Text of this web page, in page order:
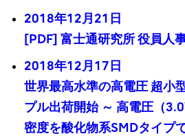
2018年12月21日
[PDF] 富士通研究所 役員人
2018年12月17日
世界最高水準の高電圧 超小
プル出荷開始 ～ 高電圧（
密度を酸化物系SMDタイプ